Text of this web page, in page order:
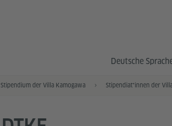
Deutsche
Stipendium der Villa Kamogawa